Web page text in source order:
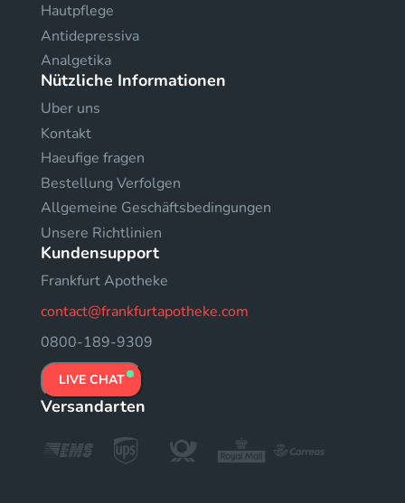
Hautpflege
Antidepressiva
Analgetika
Nützliche Informationen
Uber uns
Kontakt
Haeufige fragen
Bestellung Verfolgen
Allgemeine Geschäftsbedingungen
Unsere Richtlinien
Kundensupport
Frankfurt Apotheke
contact@frankfurtapotheke.com
0800-189-9309
LIVE CHAT
Versandarten